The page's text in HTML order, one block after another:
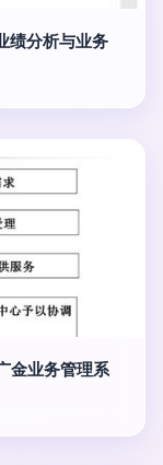
绩分析与业务
金业务管理系